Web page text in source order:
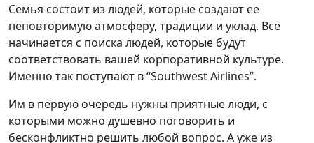
Семья состоит из людей, которые создают ее
неповторимую атмосферу, традиции и уклад. Все
начинается с поиска людей, которые будут
соответствовать вашей корпоративной культуре.
Именно так поступают в “Southwest Airlines”.
Им в первую очередь нужны приятные люди, с
которыми можно душевно поговорить и
бесконфликтно решить любой вопрос. А уже из